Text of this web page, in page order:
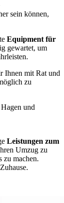
sein können,
Equipment für
gewartet, um
Ihnen mit Rat und
zu
und
Leistungen zum
Umzug zu
zu machen.